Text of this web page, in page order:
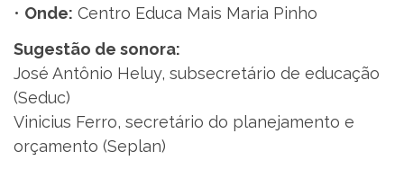
• Onde: Centro Educa Mais Maria Pinho
Sugestão de sonora:
José Antônio Heluy, subsecretário de educação
(Seduc)
Vinicius Ferro, secretário do planejamento e
orçamento (Seplan)